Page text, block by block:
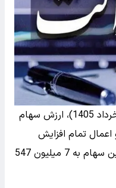
به گزارش بانک اول امروز شنبه (2 خرداد 1405)، ارزش سهام
و اعمال تمام افزایش
سرمایه های شرکت های بورسی در این سهام به 7 میلیون 547